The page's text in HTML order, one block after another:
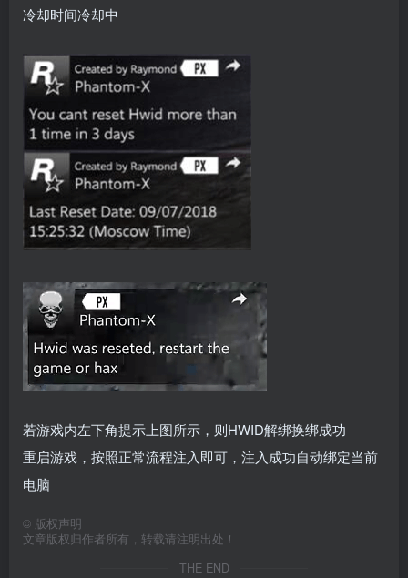
冷却时间冷却中
若游戏内左下角提示上图所示，则HWID解绑换绑成功
重启游戏，按照正常流程注入即可，注入成功自动绑定当前
电脑
© 版权声明
文章版权归作者所有，转载请注明出处！
THE END